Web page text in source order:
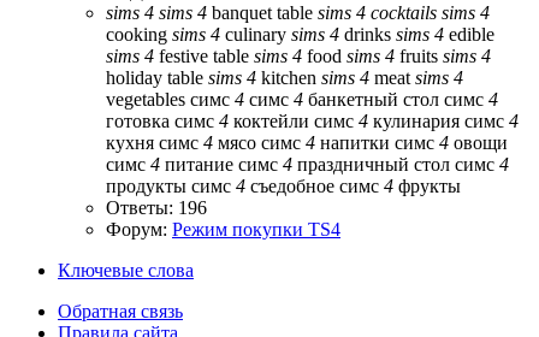
sims 4 sims 4 banquet table sims 4 cocktails sims 4
cooking sims 4 culinary sims 4 drinks sims 4 edible
sims 4 festive table sims 4 food sims 4 fruits sims 4
holiday table sims 4 kitchen sims 4 meat sims 4
vegetables симс 4 симс 4 банкетный стол симс 4
готовка симс 4 коктейли симс 4 кулинария симс 4
кухня симс 4 мясо симс 4 напитки симс 4 овощи
симс 4 питание симс 4 праздничный стол симс 4
продукты симс 4 съедобное симс 4 фрукты
Ответы: 196
Форум: Режим покупки TS4
Ключевые слова
Обратная связь